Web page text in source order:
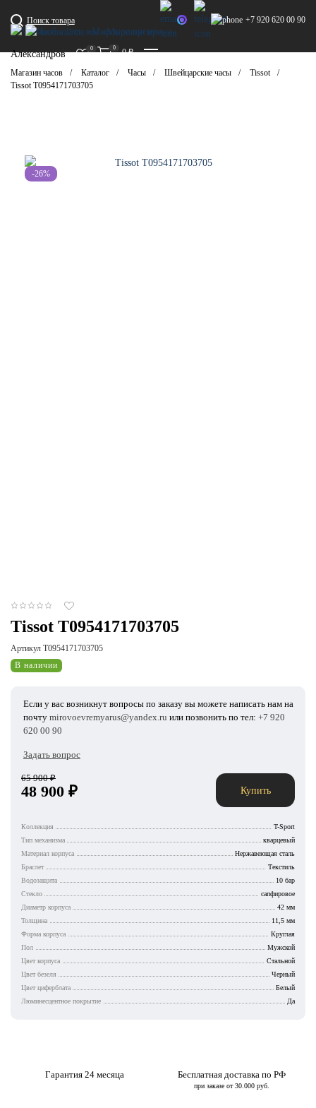
Поиск товара +7 920 620 00 90
Александров
0 0 0 ₽
Магазин часов Каталог Часы Швейцарские часы
Tissot
Tissot T0954171703705
-26%
Tissot T0954171703705
Артикул T0954171703705
В наличии
Если у вас возникнут вопросы по заказу вы можете написать нам на
почту mirovoevremyarus@yandex.ru или позвонить по тел: +7 920
620 00 90
Задать вопрос
65 900₽
48 900 ₽ Купить
Коллекция
T-Sport
Тип механизма
кварцевый
Материал корпуса
Нержавеющая сталь
Браслет
Текстиль
Водозащита
10 бар
Стекло
сапфировое
Диаметр корпуса
42 мм
Толщина
11,5 мм
Форма корпуса
Круглая
Пол
Мужской
Цвет корпуса
Стальной
Цвет безеля
Черный
Цвет циферблата
Белый
Люминесцентное покрытие
Да
Гарантия 24 месяца Бесплатная доставка по РФ
при заказе от 30.000 руб.